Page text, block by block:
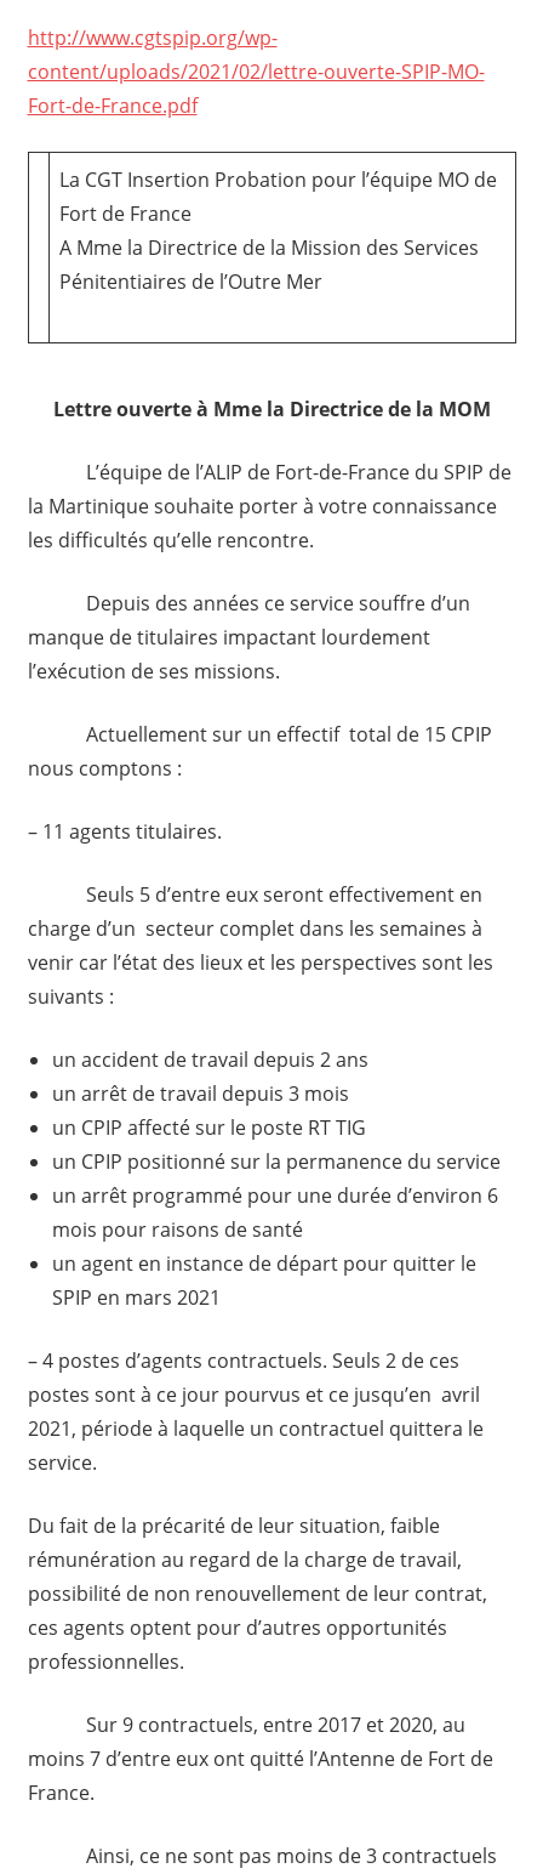
http://www.cgtspip.org/wp-
content/uploads/2021/02/lettre-ouverte-SPIP-MO-
Fort-de-France.pdf
La CGT Insertion Probation pour l’équipe MO de
Fort de France
A Mme la Directrice de la Mission des Services
Pénitentiaires de l’Outre Mer
Lettre ouverte à Mme la Directrice de la MOM
L’équipe de l’ALIP de Fort-de-France du SPIP de
la Martinique souhaite porter à votre connaissance
les difficultés qu’elle rencontre.
Depuis des années ce service souffre d’un
manque de titulaires impactant lourdement
l’exécution de ses missions.
Actuellement sur un effectif total de 15 CPIP
nous comptons :
– 11 agents titulaires.
Seuls 5 d’entre eux seront effectivement en
charge d’un secteur complet dans les semaines à
venir car l’état des lieux et les perspectives sont les
suivants :
un accident de travail depuis 2 ans
un arrêt de travail depuis 3 mois
un CPIP affecté sur le poste RT TIG
un CPIP positionné sur la permanence du service
un arrêt programmé pour une durée d’environ 6
mois pour raisons de santé
un agent en instance de départ pour quitter le
SPIP en mars 2021
– 4 postes d’agents contractuels. Seuls 2 de ces
postes sont à ce jour pourvus et ce jusqu’en avril
2021, période à laquelle un contractuel quittera le
service.
Du fait de la précarité de leur situation, faible
rémunération au regard de la charge de travail,
possibilité de non renouvellement de leur contrat,
ces agents optent pour d’autres opportunités
professionnelles.
Sur 9 contractuels, entre 2017 et 2020, au
moins 7 d’entre eux ont quitté l’Antenne de Fort de
France.
Ainsi, ce ne sont pas moins de 3 contractuels